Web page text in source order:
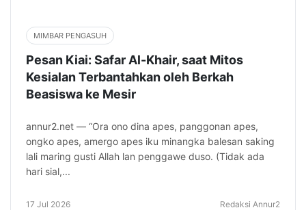
MIMBAR PENGASUH
Pesan Kiai: Safar Al-Khair, saat Mitos
Kesialan Terbantahkan oleh Berkah
Beasiswa ke Mesir
annur2.net — “Ora ono dina apes, panggonan apes,
ongko apes, amergo apes iku minangka balesan saking
lali maring gusti Allah lan penggawe duso. (Tidak ada
hari sial,...
17 Jul 2026 Redaksi Annur2